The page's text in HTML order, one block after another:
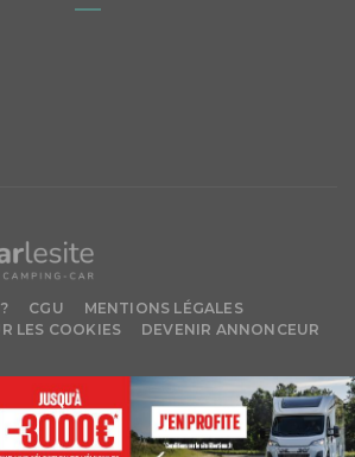
CGU
MENTIONS LÉGALES
LES COOKIES
DEVENIR ANNONCEUR